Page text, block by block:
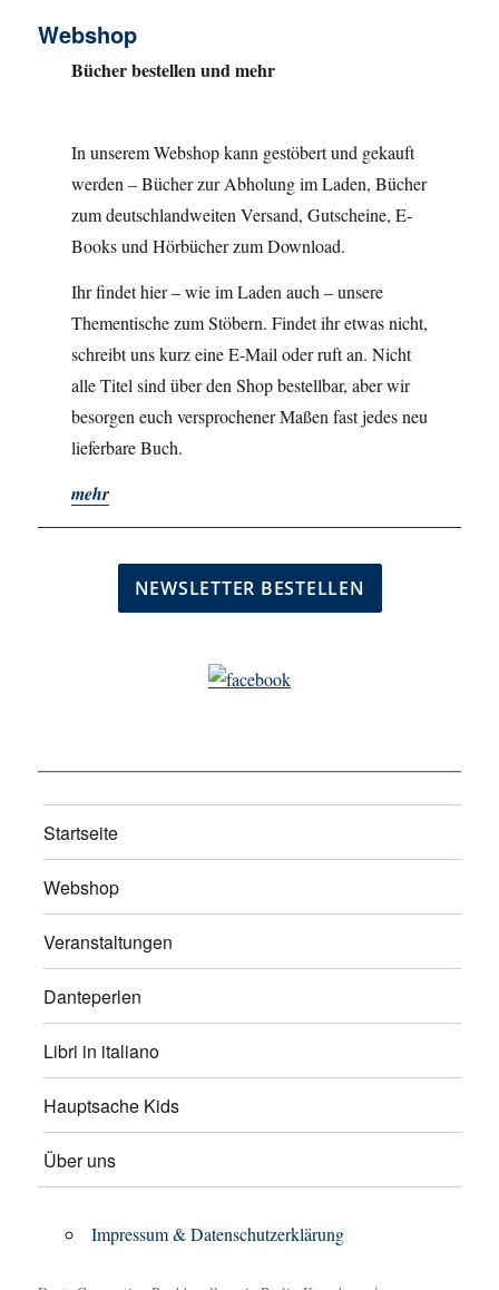
Webshop
Bücher bestellen und mehr
In unserem Webshop kann gestöbert und gekauft
werden – Bücher zur Abholung im Laden, Bücher
zum deutschlandweiten Versand, Gutscheine, E-
Books und Hörbücher zum Download.
Ihr findet hier – wie im Laden auch – unsere
Thementische zum Stöbern. Findet ihr etwas nicht,
schreibt uns kurz eine E-Mail oder ruft an. Nicht
alle Titel sind über den Shop bestellbar, aber wir
besorgen euch versprochener Maßen fast jedes neu
lieferbare Buch.
mehr
Startseite
Webshop
Veranstaltungen
Danteperlen
Libri in italiano
Hauptsache Kids
Über uns
Impressum & Datenschutzerklärung